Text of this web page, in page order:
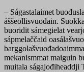
– Ságastalaimet
áššeollisvuođain.
buoridit sámegielat
sápmelaččaid
mekanismmat maiguin
muitala ságajođiheaddji